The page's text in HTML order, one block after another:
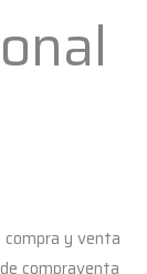
y venta
compraventa